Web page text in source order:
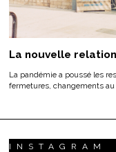
La nouvelle
La pandémie a poussé les
fermetures, changements au
INSTAGRAM